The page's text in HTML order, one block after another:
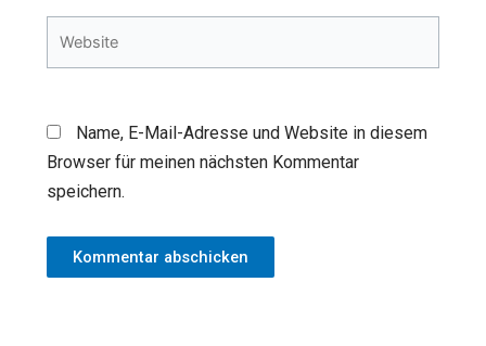
Name, E-Mail-Adresse und Website in diesem
Browser für meinen nächsten Kommentar
speichern.